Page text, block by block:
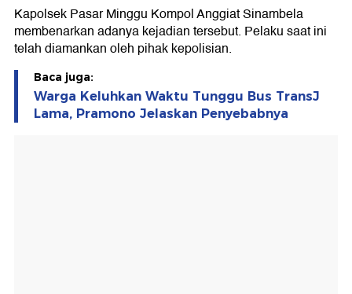
Kapolsek Pasar Minggu Kompol Anggiat Sinambela
membenarkan adanya kejadian tersebut. Pelaku saat ini
telah diamankan oleh pihak kepolisian.
Baca juga:
Warga Keluhkan Waktu Tunggu Bus TransJ
Lama, Pramono Jelaskan Penyebabnya